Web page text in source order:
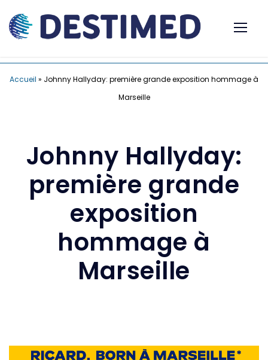
Accueil » Johnny Hallyday: première grande exposition hommage à
Marseille
Johnny Hallyday:
première grande
exposition
hommage à
Marseille